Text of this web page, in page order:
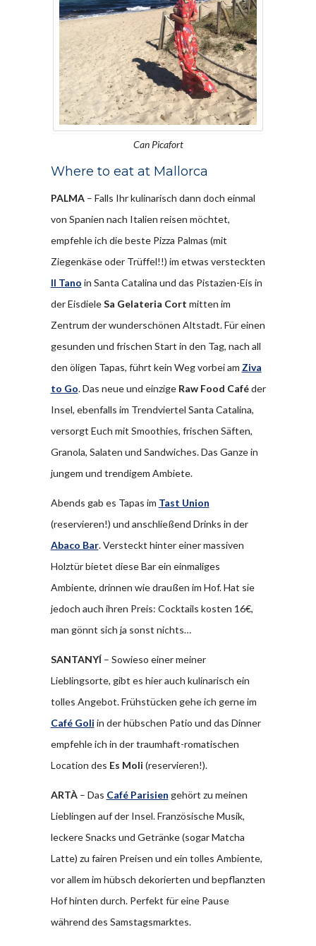
Can Picafort
Where to eat at Mallorca
PALMA– Falls Ihr kulinarisch dann doch einmal
von Spanien nach Italien reisen möchtet,
empfehle ich die beste Pizza Palmas (mit
Ziegenkäse oder Trüffel!!) im etwas versteckten
Il Tano in Santa Catalina und das Pistazien-Eis in
der EisdieleSa Gelateria Cort mitten im
Zentrum der wunderschönen Altstadt. Für einen
gesunden und frischen Start in den Tag, nach all
den öligen Tapas, führt kein Weg vorbei am Ziva
to Go. Das neue und einzige Raw Food Caféder
Insel, ebenfalls im Trendviertel Santa Catalina,
versorgt Euch mit Smoothies, frischen Säften,
Granola, Salaten und Sandwiches. Das Ganze in
jungem und trendigem Ambiete.
Abends gab es Tapas im Tast Union
(reservieren!) und anschließend Drinks in der
Abaco Bar. Versteckt hinter einer massiven
Holztür bietet diese Bar ein einmaliges
Ambiente, drinnen wie draußen im Hof. Hat sie
jedoch auch ihren Preis: Cocktails kosten 16€,
man gönnt sich ja sonst nichts…
SANTANYÍ– Sowieso einer meiner
Lieblingsorte, gibt es hier auch kulinarisch ein
tolles Angebot. Frühstücken gehe ich gerne im
Café Goli in der hübschen Patio und das Dinner
empfehle ich in der traumhaft-romatischen
Location des Es Moli (reservieren!).
ARTÀ– Das Café Parisien gehört zu meinen
Lieblingen auf der Insel. Französische Musik,
leckere Snacks und Getränke (sogar Matcha
Latte) zu fairen Preisen und ein tolles Ambiente,
vor allem im hübsch dekorierten und bepflanzten
Hof hinten durch. Perfekt für eine Pause
während des Samstagsmarktes.